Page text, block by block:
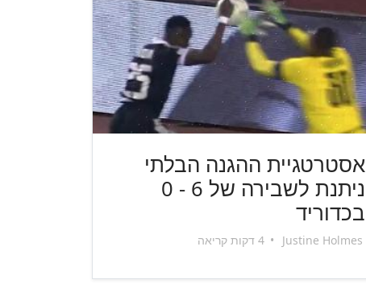
אסטרטגיית ההגנה הבלתי
ניתנת לשבירה של 6 - 0
בכדוריד
Justine Holmes
•